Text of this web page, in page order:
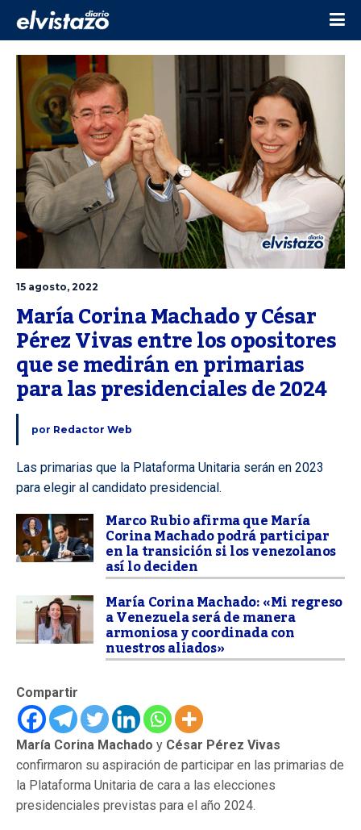
15 agosto, 2022
María Corina Machado y César
Pérez Vivas entre los opositores
que se medirán en primarias
para las presidenciales de 2024
por Redactor Web
Las primarias que la Plataforma Unitaria serán en 2023
para elegir al candidato presidencial.
Marco Rubio afirma que María
Corina Machado podrá participar
en la transición si los venezolanos
así lo deciden
María Corina Machado: «Mi regreso
a Venezuela será de manera
armoniosa y coordinada con
nuestros aliados»
Compartir
María Corina Machado y César Pérez Vivas
confirmaron su aspiración de participar en las primarias de
la Plataforma Unitaria de cara a las elecciones
presidenciales previstas para el año 2024.